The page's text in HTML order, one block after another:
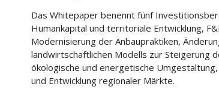
Das Whitepaper benennt fünf
Humankapital und territoriale Entwicklung,
Modernisierung der Anbaupraktiken,
landwirtschaftlichen Modells zur Steigerung
ökologische und energetische
und Entwicklung regionaler Märkte.